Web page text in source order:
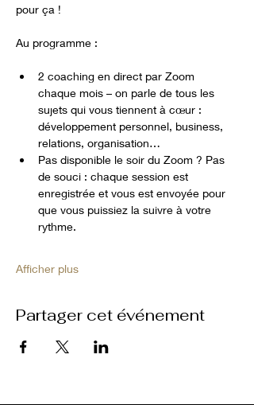
pour ça !
Au programme :
2 coaching en direct par Zoom
chaque mois – on parle de tous les
sujets qui vous tiennent à cœur :
développement personnel, business,
relations, organisation…
Pas disponible le soir du Zoom ? Pas
de souci : chaque session est
enregistrée et vous est envoyée pour
que vous puissiez la suivre à votre
rythme.
Afficher plus
Partager cet événement